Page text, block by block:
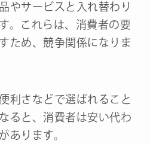
やサービスと入れ替わり
。これらは、消費者の要
ため、競争関係になりま
利さなどで選ばれること
ると、消費者は安い代わ
あります。